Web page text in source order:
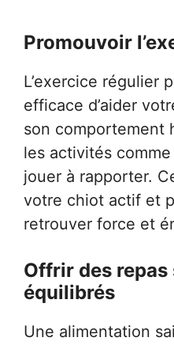
Promouvoir
L’exercice régulier
efficace d’aider
son comportement
les activités
jouer à rapporter.
votre chiot actif et
retrouver force et
Offrir des repas
équilibrés
Une alimentation